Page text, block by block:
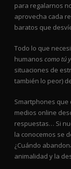
para regalarnos
aprovecha cada
baratos que
Todo lo que
humanos como tú
situaciones de
también lo peor)
Smartphones que
medios online
respuestas… Si
la conocemos se
¿Cuándo
animalidad y la